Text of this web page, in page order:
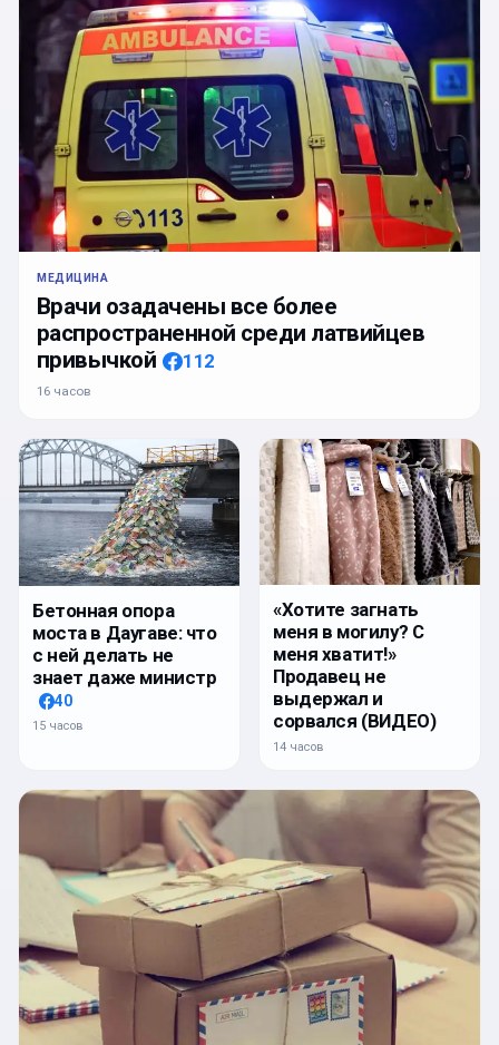
МЕДИЦИНА
Врачи озадачены все более
распространенной среди латвийцев
привычкой
112
16 часов
Бетонная опора
моста в Даугаве: что
с ней делать не
знает даже министр
40
15 часов
«Хотите загнать
меня в могилу? С
меня хватит!»
Продавец не
выдержал и
сорвался (ВИДЕО)
14 часов